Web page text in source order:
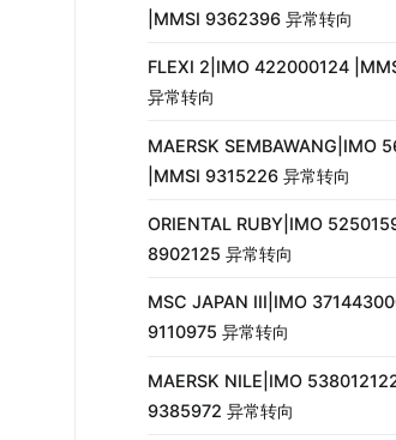
|MMSI 9362396 异常转向
FLEXI 2|IMO 422000124
异常转向
MAERSK SEMBAWANG|IMO
|MMSI 9315226 异常转向
ORIENTAL RUBY|IMO
8902125 异常转向
MSC JAPAN III|IMO
9110975 异常转向
MAERSK NILE|IMO
9385972 异常转向